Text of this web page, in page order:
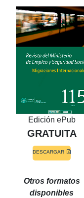
Edición ePub
GRATUITA
DESCARGAR
Otros formatos
disponibles